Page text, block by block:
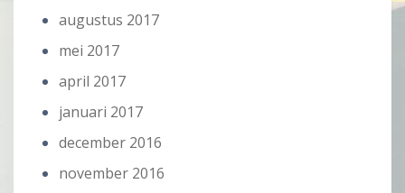
augustus 2017
mei 2017
april 2017
januari 2017
december 2016
november 2016